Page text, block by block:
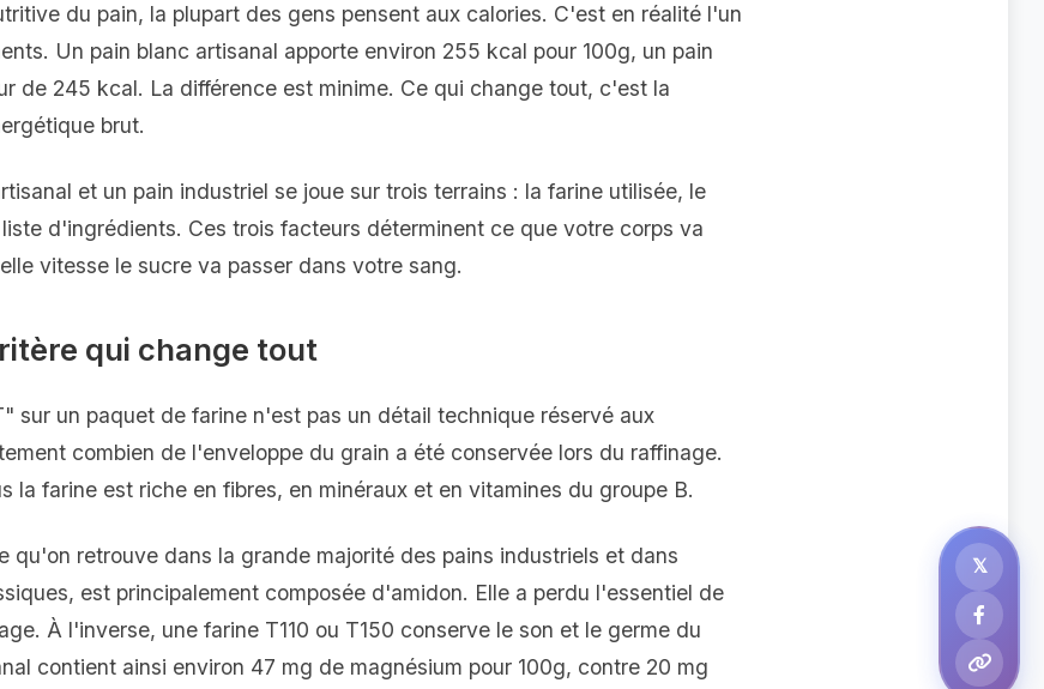
du pain, la plupart des gens pensent aux calories. C'est en réalité l'un
Un pain blanc artisanal apporte environ 255 kcal pour 100g, un pain
de 245 kcal. La différence est minime. Ce qui change tout, c'est la
brut.
et un pain industriel se joue sur trois terrains : la farine utilisée, le
d'ingrédients. Ces trois facteurs déterminent ce que votre corps va
vitesse le sucre va passer dans votre sang.
qui change tout
sur un paquet de farine n'est pas un détail technique réservé aux
combien de l'enveloppe du grain a été conservée lors du raffinage.
la farine est riche en fibres, en minéraux et en vitamines du groupe B.
qu'on retrouve dans la grande majorité des pains industriels et dans
est principalement composée d'amidon. Elle a perdu l'essentiel de
À l'inverse, une farine T110 ou T150 conserve le son et le germe du
contient ainsi environ 47 mg de magnésium pour 100g, contre 20 mg
𝕏